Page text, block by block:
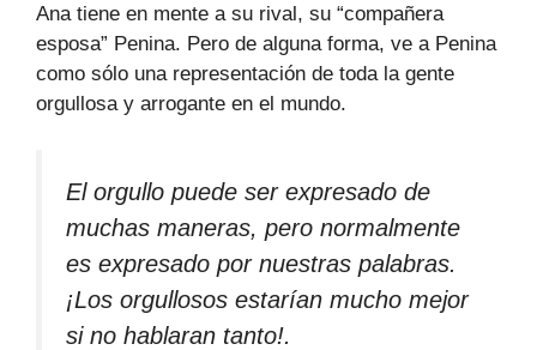
Ana tiene en mente a su rival, su “compañera
esposa” Penina. Pero de alguna forma, ve a Penina
como sólo una representación de toda la gente
orgullosa y arrogante en el mundo.
El orgullo puede ser expresado de
muchas maneras, pero normalmente
es expresado por nuestras palabras.
¡Los orgullosos estarían mucho mejor
si no hablaran tanto!.